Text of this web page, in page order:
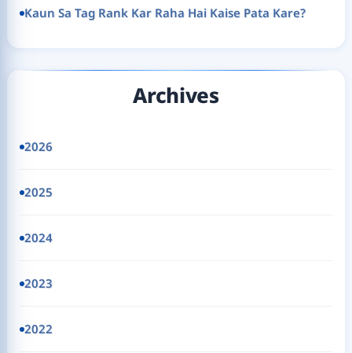
Kaun Sa Tag Rank Kar Raha Hai Kaise Pata Kare?
Archives
2026
2025
2024
2023
2022